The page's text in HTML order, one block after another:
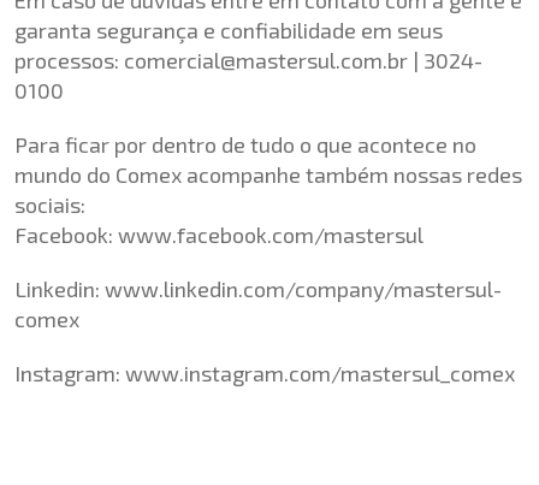
garanta segurança e confiabilidade em seus
processos: comercial@mastersul.com.br | 3024-
0100
Para ficar por dentro de tudo o que acontece no
mundo do Comex acompanhe também nossas redes
sociais:
Facebook: www.facebook.com/mastersul
Linkedin: www.linkedin.com/company/mastersul-
comex
Instagram: www.instagram.com/mastersul_comex